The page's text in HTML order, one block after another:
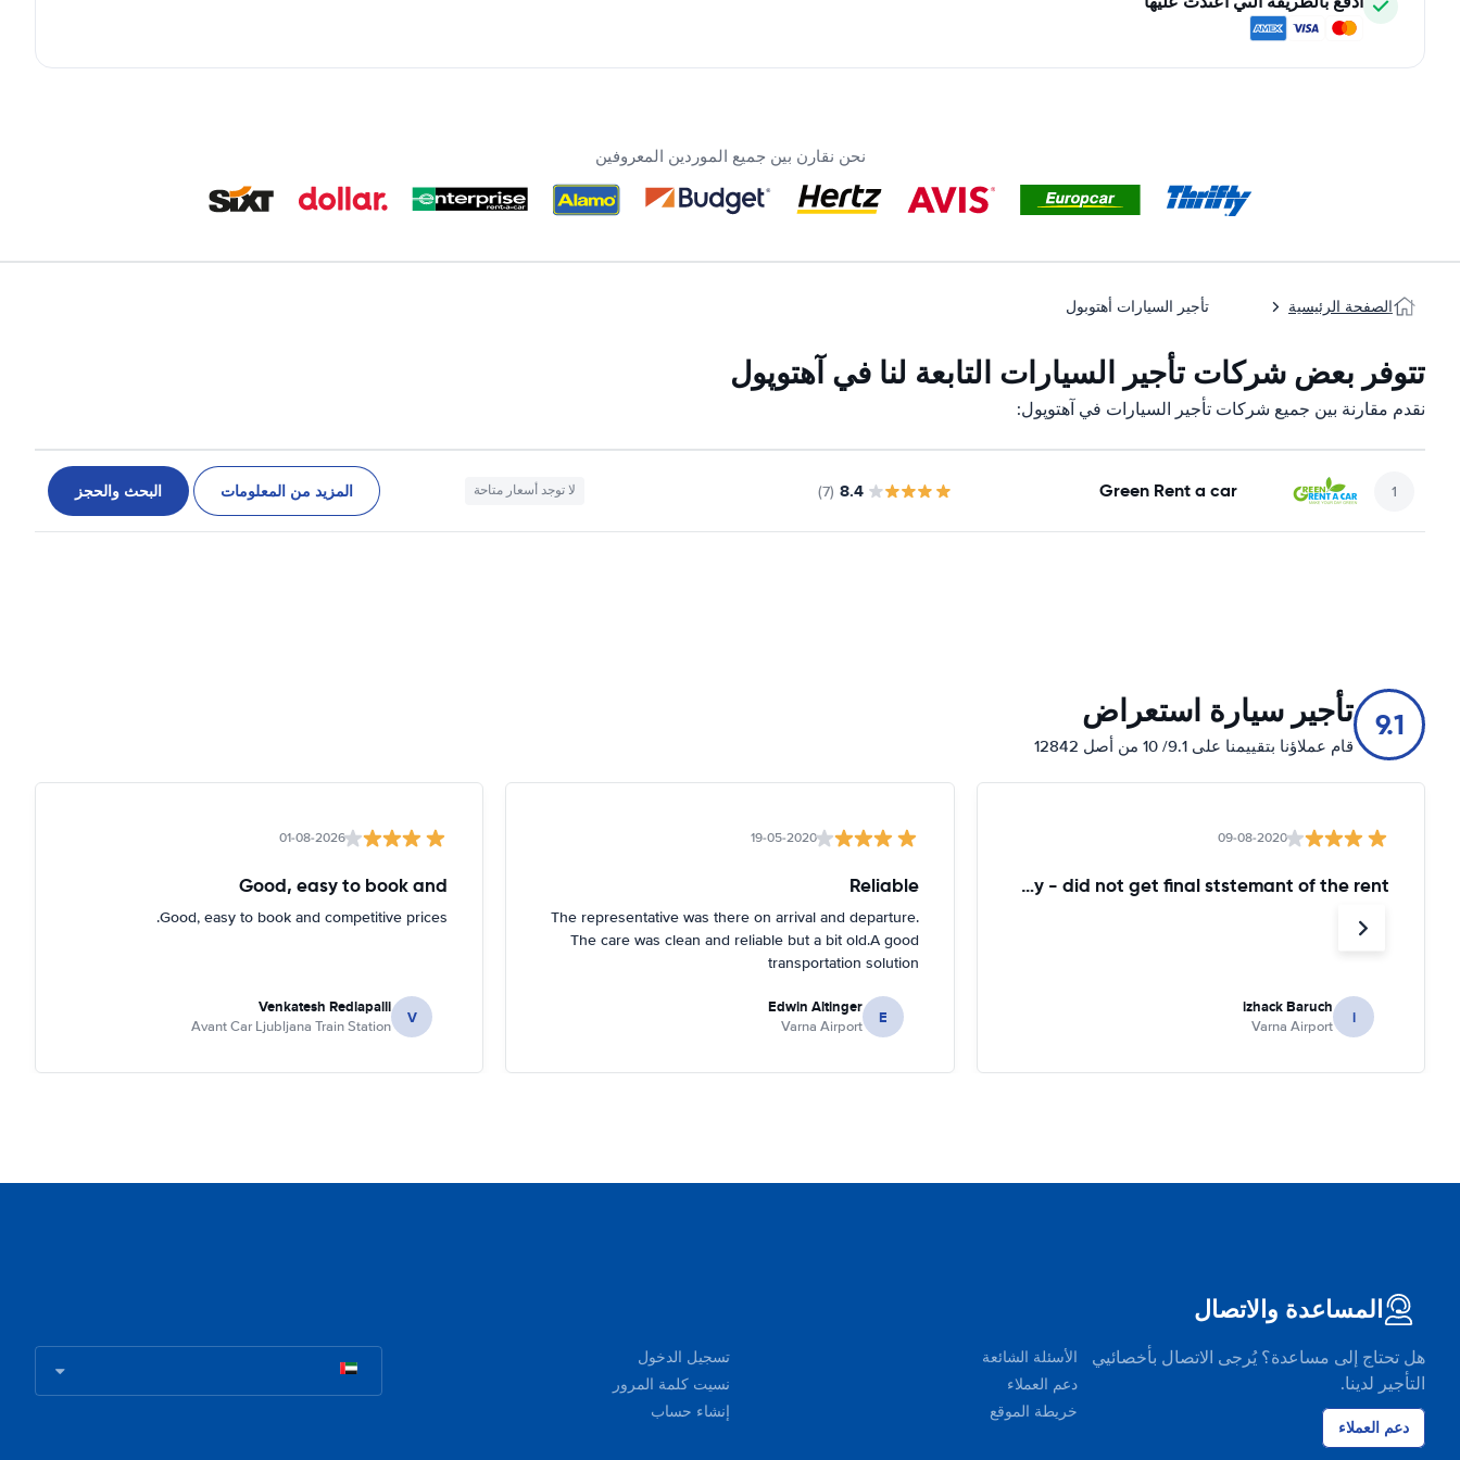
نحن نقارن بين جميع الموردين المعروفين
الصفحة الرئيسية تأجير السيارات أهتوبول
تتوفر بعض شركات تأجير السيارات التابعة لنا في آهتوپول
نقدم مقارنة بين جميع شركات تأجير السيارات في آهتوپول:
Green Rent a car
8.4
(7) لا توجد أسعار متاحة المزيد من المعلومات البحث والحجز
9.1 تأجير سيارة استعراض
قام عملاؤنا بتقييمنا على 9.1/ 10 من أصل 12842
09-08-2020
until today - did not get final ststemant of the rent !!
i
izhack Baruch
Varna Airport
19-05-2020
Reliable
The representative was there on arrival and departure.
The care was clean and reliable but a bit old.A good
transportation solution
E
Edwin Altinger
Varna Airport
01-08-2026
Good, easy to book and
Good, easy to book and competitive prices.
V
Venkatesh Redlapalli
Avant Car Ljubljana Train Station
المساعدة والاتصال
هل تحتاج إلى مساعدة؟ يُرجى الاتصال بأخصائيي
التأجير لدينا.
دعم العملاء
الأسئلة الشائعة
دعم العملاء
خريطة الموقع
تسجيل الدخول
نسيت كلمة المرور
إنشاء حساب